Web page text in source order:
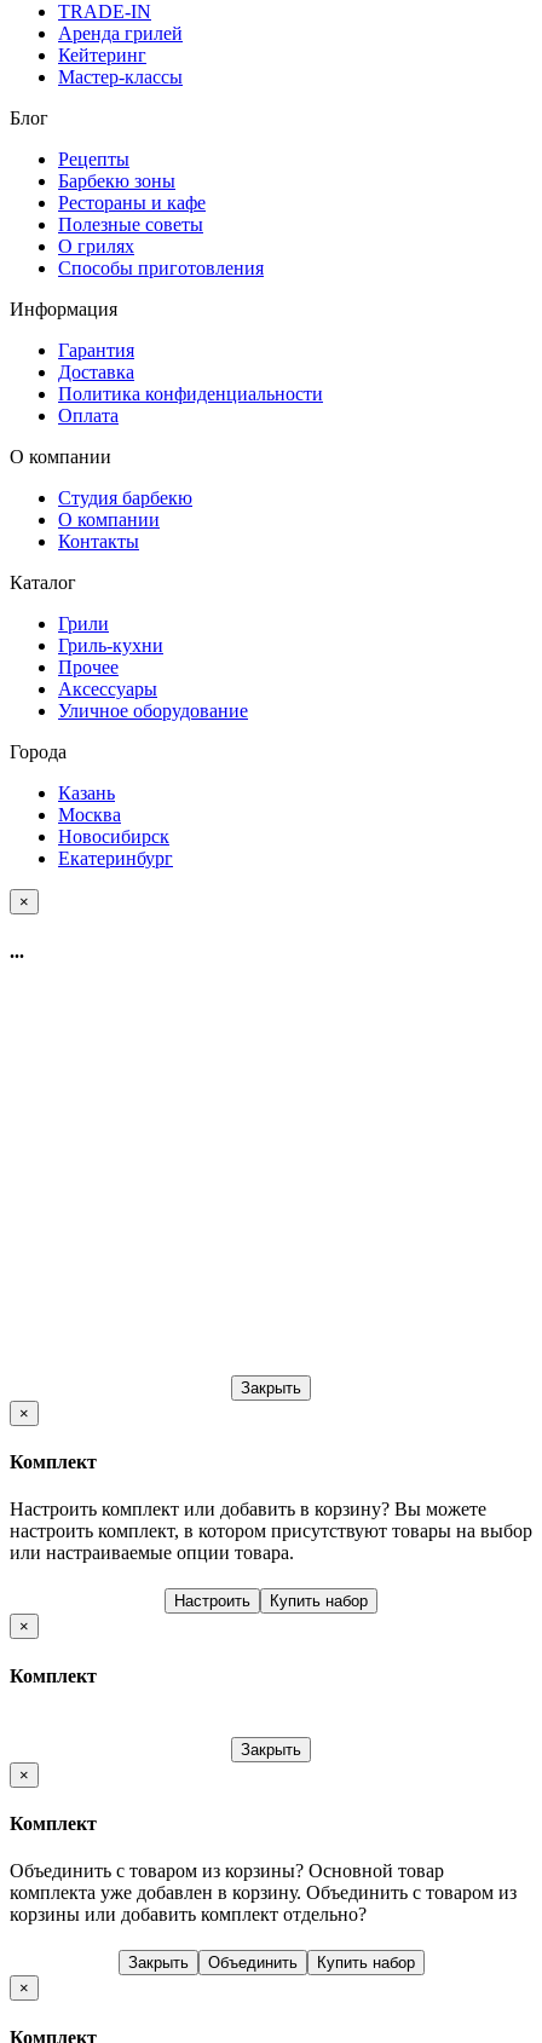
TRADE-IN
Аренда грилей
Кейтеринг
Мастер-классы
Блог
Рецепты
Барбекю зоны
Рестораны и кафе
Полезные советы
О грилях
Способы приготовления
Информация
Гарантия
Доставка
Политика конфиденциальности
Оплата
О компании
Студия барбекю
О компании
Контакты
Каталог
Грили
Гриль-кухни
Прочее
Аксессуары
Уличное оборудование
Города
Казань
Москва
Новосибирск
Екатеринбург
×
...
Закрыть
×
Комплект
Настроить комплект или добавить в корзину? Вы можете
настроить комплект, в котором присутствуют товары на выбор
или настраиваемые опции товара.
Настроить
Купить набор
×
Комплект
Закрыть
×
Комплект
Объединить с товаром из корзины? Основной товар
комплекта уже добавлен в корзину. Объединить с товаром из
корзины или добавить комплект отдельно?
Закрыть Объединить
Купить набор
×
Комплект